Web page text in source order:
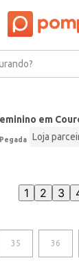
em
Pegada Loja
1 2 3
35 36